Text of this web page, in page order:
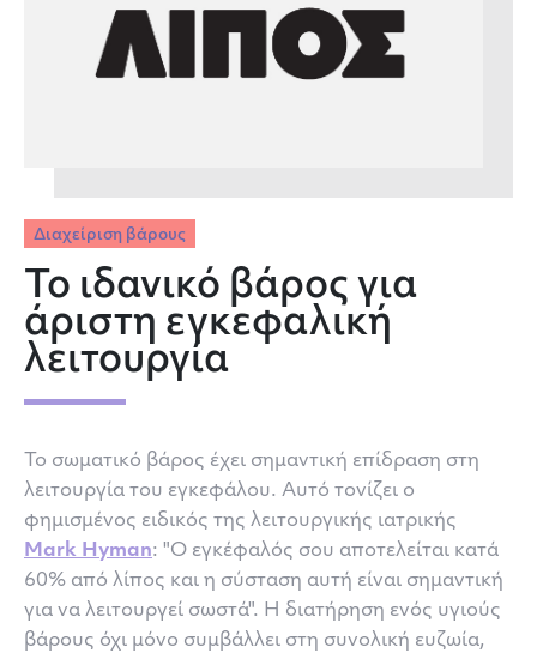
Διαχείριση βάρους
Το ιδανικό βάρος για
άριστη εγκεφαλική
λειτουργία
Το σωματικό βάρος έχει σημαντική επίδραση στη
λειτουργία του εγκεφάλου. Αυτό τονίζει ο
φημισμένος ειδικός της λειτουργικής ιατρικής
Mark Hyman: "Ο εγκέφαλός σου αποτελείται κατά
60% από λίπος και η σύσταση αυτή είναι σημαντική
για να λειτουργεί σωστά". Η διατήρηση ενός υγιούς
βάρους όχι μόνο συμβάλλει στη συνολική ευζωία,